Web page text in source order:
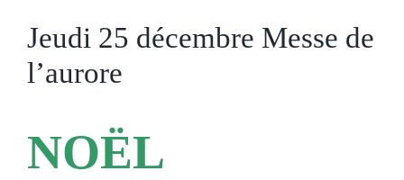
Jeudi 25 décembre Messe de
l’aurore
NOËL